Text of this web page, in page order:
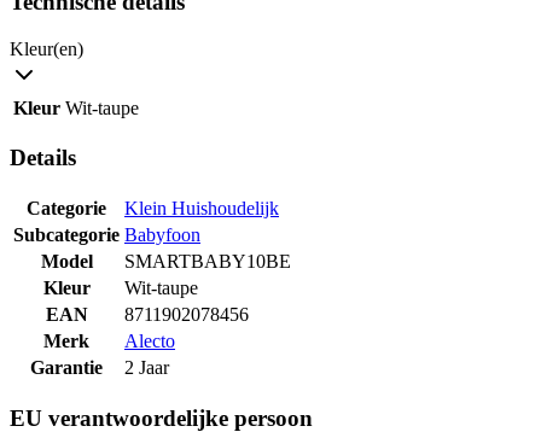
Kleur(en)
Kleur Wit-taupe
Details
Categorie
Klein Huishoudelijk
Subcategorie Babyfoon
Model
SMARTBABY10BE
Kleur
Wit-taupe
EAN
8711902078456
Merk
Alecto
Garantie
2 Jaar
EU verantwoordelijke persoon